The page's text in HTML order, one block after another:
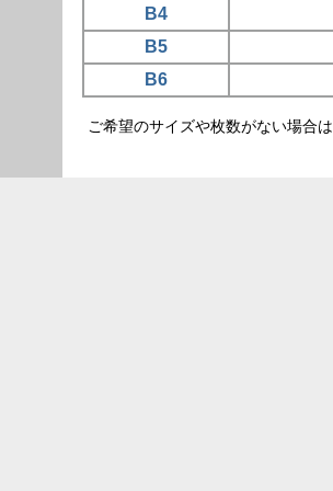
B4
B5
B6
ご希望のサイズや枚数がない場合は